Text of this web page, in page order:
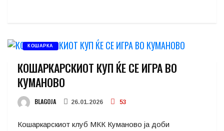
КОШАРКА
КОШАРКАРСКИОТ КУП ЌЕ СЕ ИГРА ВО
КУМАНОВО
BLAGOJA 26.01.2026 53
Кошаркарскиот клуб МКК Куманово ја доби